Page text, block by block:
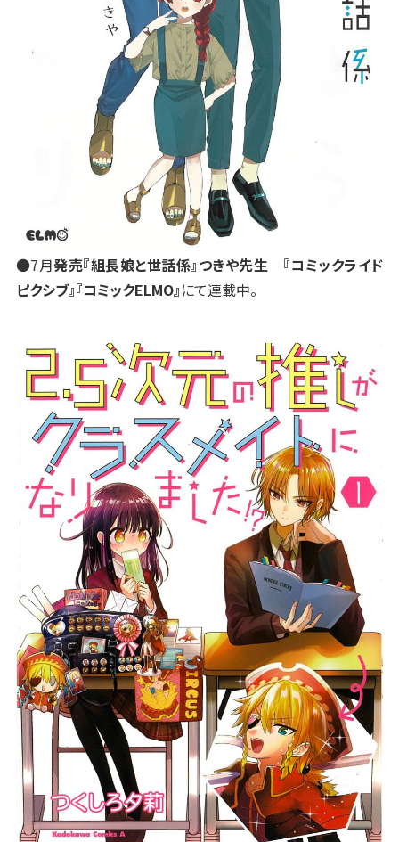
●7月発売『組長娘と世話係』つきや先生 『コミックライド
ピクシブ』『コミックELMO』にて連載中。